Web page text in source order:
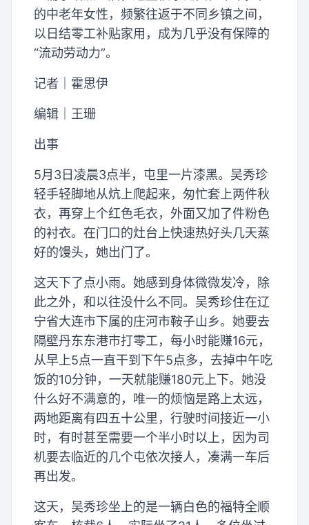
的中老年女性，频繁往返于不同乡镇之间，
以日结零工补贴家用，成为几乎没有保障的
“流动劳动力”。
记者｜霍思伊
编辑｜王珊
出事
5月3日凌晨3点半，屯里一片漆黑。吴秀珍
轻手轻脚地从炕上爬起来，匆忙套上两件秋
衣，再穿上个红色毛衣，外面又加了件粉色
的衬衣。在门口的灶台上快速热好头几天蒸
好的馒头，她出门了。
这天下了点小雨。她感到身体微微发冷，除
此之外，和以往没什么不同。吴秀珍住在辽
宁省大连市下属的庄河市鞍子山乡。她要去
隔壁丹东东港市打零工，每小时能赚16元，
从早上5点一直干到下午5点多，去掉中午吃
饭的10分钟，一天就能赚180元上下。她没
什么好不满意的，唯一的烦恼是路上太远，
两地距离有四五十公里，行驶时间接近一小
时，有时甚至需要一个半小时以上，因为司
机要去临近的几个屯依次接人，凑满一车后
再出发。
这天，吴秀珍坐上的是一辆白色的福特全顺